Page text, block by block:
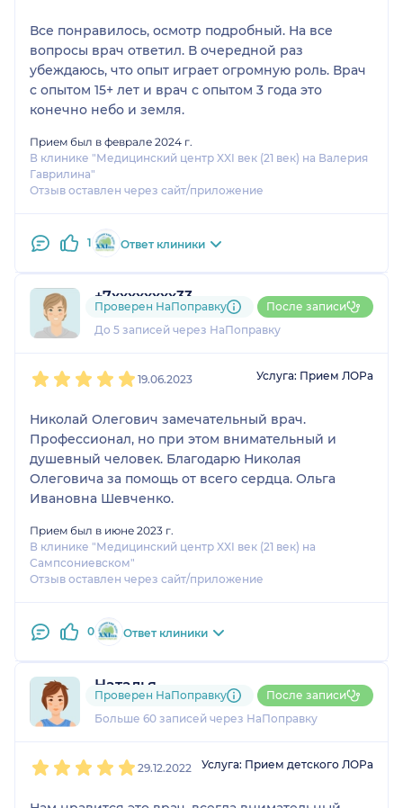
Все понравилось, осмотр подробный. На все
вопросы врач ответил. В очередной раз
убеждаюсь, что опыт играет огромную роль. Врач
с опытом 15+ лет и врач с опытом 3 года это
конечно небо и земля.
Прием был в феврале 2024 г.
В клинике "Медицинский центр XXI век (21 век) на Валерия
Гаврилина"
Отзыв оставлен через сайт/приложение
1 Ответ клиники
+7xxxxxxxx33
1 отзыв
До 5 записей через НаПоправку
Проверен НаПоправку После записи
19.06.2023 Услуга: Прием ЛОРа
Николай Олегович замечательный врач.
Профессионал, но при этом внимательный и
душевный человек. Благодарю Николая
Олеговича за помощь от всего сердца. Ольга
Ивановна Шевченко.
Прием был в июне 2023 г.
В клинике "Медицинский центр XXI век (21 век) на
Сампсониевском"
Отзыв оставлен через сайт/приложение
0 Ответ клиники
Наталья
14 отзывов и7 оценок
Больше 60 записей через НаПоправку
Проверен НаПоправку После записи
29.12.2022 Услуга: Прием детского ЛОРа